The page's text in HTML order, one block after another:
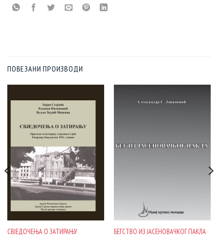
ПОВЕЗАНИ ПРОИЗВОДИ
СВЈЕДОЧЕЊА О ЗАТИРАЊУ БЕГСТВО ИЗ ЈАСЕНОВАЧКОГ ПАКЛА